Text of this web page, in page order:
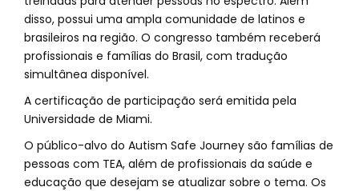
disso, possui uma ampla comunidade de latinos e
brasileiros na região. O congresso também receberá
profissionais e famílias do Brasil, com tradução
simultânea disponível.
A certificação de participação será emitida pela
Universidade de Miami.
O público-alvo do Autism Safe Journey são famílias de
pessoas com TEA, além de profissionais da saúde e
educação que desejam se atualizar sobre o tema. Os